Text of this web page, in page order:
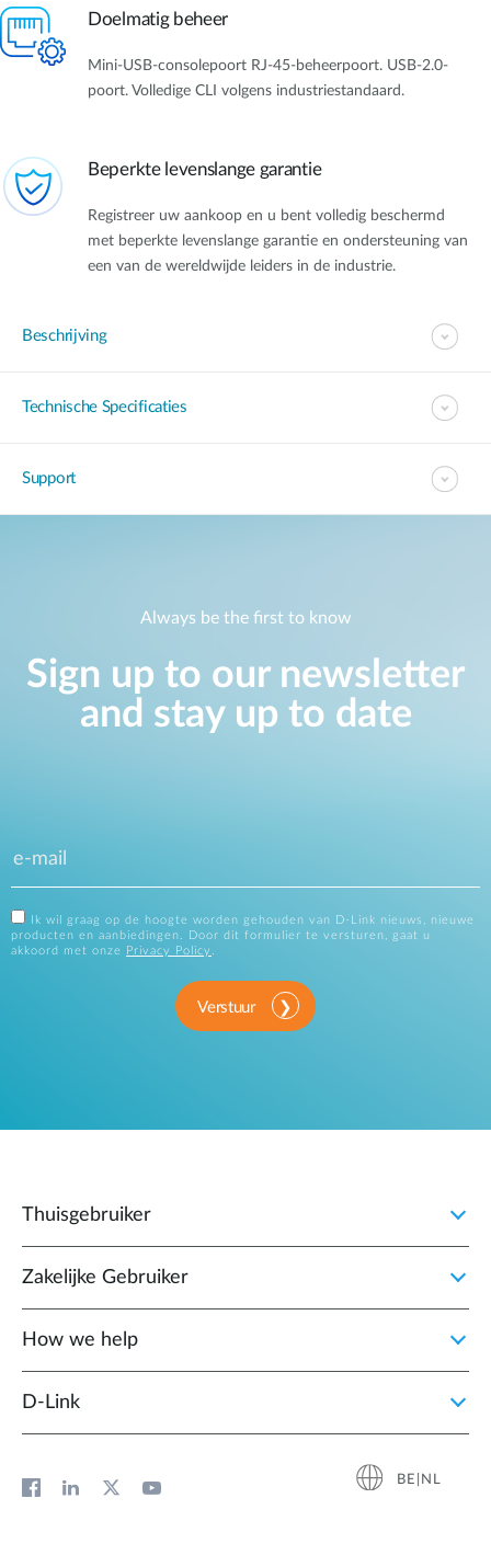
Doelmatig beheer
Mini-USB-consolepoort RJ-45-beheerpoort. USB-2.0-
poort. Volledige CLI volgens industriestandaard.
Beperkte levenslange garantie
Registreer uw aankoop en u bent volledig beschermd
met beperkte levenslange garantie en ondersteuning van
een van de wereldwijde leiders in de industrie.
Beschrijving
Technische Specificaties
Support
Always be the first to know
Sign up to our newsletter
and stay up to date
Ik wil graag op de hoogte worden gehouden van D-Link nieuws, nieuwe
producten en aanbiedingen. Door dit formulier te versturen, gaat u
akkoord met onze
Privacy Policy
Verstuur
Thuisgebruiker
Zakelijke Gebruiker
How we help
D‑Link
BE|NL